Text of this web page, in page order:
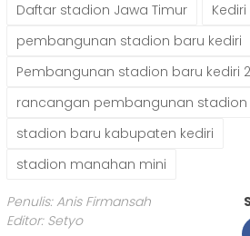
Daftar stadion Jawa Timur
Kediri
pembangunan stadion baru kediri
Pembangunan stadion baru kediri
rancangan pembangunan stadion
stadion baru kabupaten kediri
stadion manahan mini
Penulis: Anis Firmansah
Editor: Setyo